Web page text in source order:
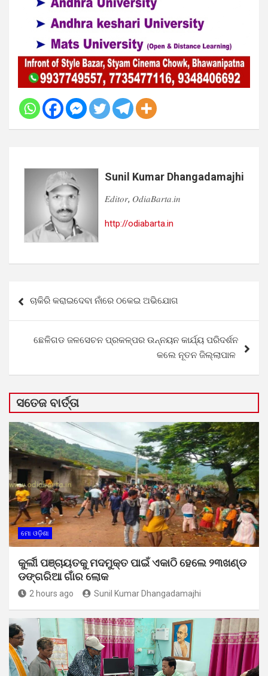
Sunil Kumar Dhangadamajhi
𝐸𝑑𝑖𝑡𝑜𝑟, 𝑂𝑑𝑖𝑎𝐵𝑎𝑟𝑡𝑎.𝑖𝑛
http://odiabarta.in
navigation
ଚାକିରି କରାଇଦେବା ନାଁରେ ଠକେଇ ଅଭିଯୋଗ
ଛେଳିଗଡ ଜଳସେଚନ ପ୍ରକଳ୍ପର ଉନ୍ନୟନ କାର୍ଯ୍ୟ ପରିଦର୍ଶନ
କଲେ ନୂତନ ଜିଲ୍ଲାପାଳ
ସତେଜ ବାର୍ତ୍ତା
ମୋ ଓଡ଼ିଶା
କୁର୍ଲୀ ପଞ୍ଚାୟତକୁ ମଦମୁକ୍ତ ପାଇଁ ଏକାଠି ହେଲେ ୨୩ଖଣ୍ଡ
ଡଙ୍ଗରିଆ ଗାଁର ଲୋକ
2 hours ago Sunil Kumar Dhangadamajhi